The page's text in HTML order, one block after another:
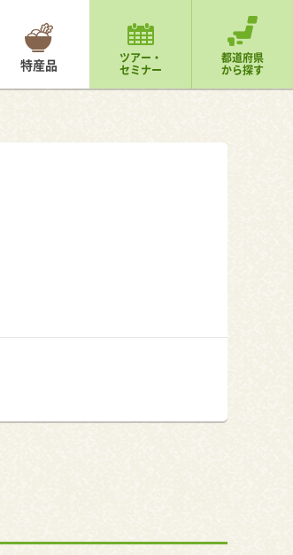
特産品 ツアー・
セミナー
都道府県
から探す